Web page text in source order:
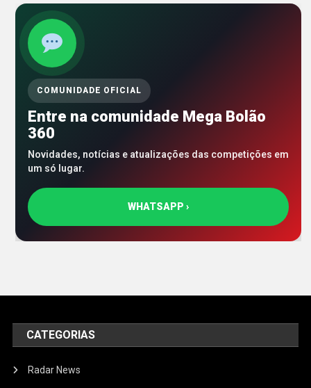
COMUNIDADE OFICIAL
Entre na comunidade Mega Bolão
360
Novidades, notícias e atualizações das competições em
um só lugar.
WHATSAPP ›
CATEGORIAS
Radar News